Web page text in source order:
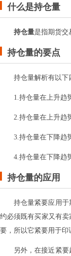
什么是持仓量
持仓量是指期货交
持仓量的要点
持仓量解析有以下
1.持仓量在上升趋
2.持仓量在上升趋
3.持仓量在下降趋
4.持仓量在下降趋
持仓量的应用
持仓量紧要应用
约必须既有买家又有
要，所以它紧要用于印
另外，在接近紧